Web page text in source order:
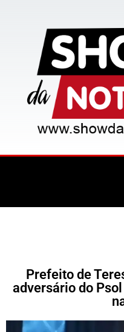
Prefeito de
adversário do